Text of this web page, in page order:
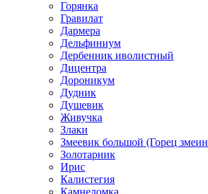
Горянка
Гравилат
Дармера
Дельфиниум
Дербенник иволистный
Дицентра
Дороникум
Дудник
Душевик
Живучка
Злаки
Змеевик большой (Горец
Золотарник
Ирис
Калистегия
Камнеломка